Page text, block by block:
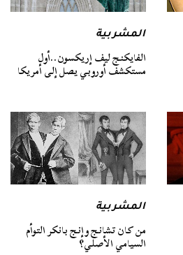
المشربية
الفايكنج ليف إريكسون..أول
مستكشف أوروبي يصل إلى أمريكا
المشربية
من كان تشانج وإنج بانكر التوأم
السيامي الأصلي؟